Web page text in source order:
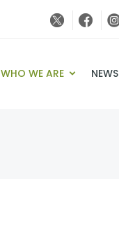
WHO WE ARE NEWS